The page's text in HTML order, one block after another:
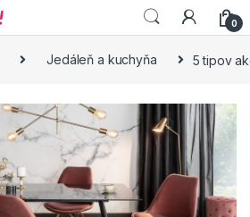
0
Jedáleň a kuchyňa 5 tipov